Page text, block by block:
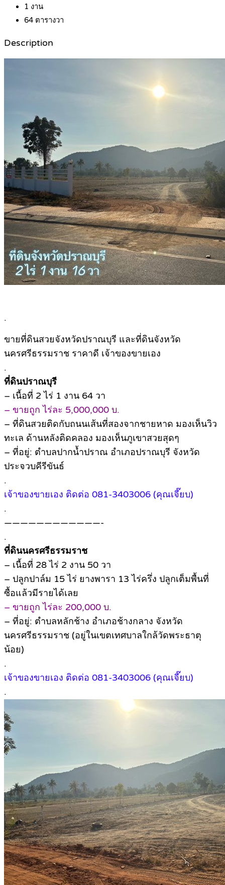
1 งาน
64 ตารางวา
Description
.
ขายที่ดินสวยจังหวัดปราณบุรี และที่ดินจังหวัด
นครศรีธรรมราช ราคาดี เจ้าของขายเอง
.
ที่ดินปราณบุรี
– เนื้อที่ 2 ไร่ 1 งาน 64 วา
– ขายถูก ไร่ละ 5,000,000 บ.
– ที่ดินสวยติดกับถนนเส้นที่สองจากชายหาด มองเห็นวิว
ทะเล ด้านหลังติดคลอง มองเห็นภูเขาสวยสุดๆ
– ที่อยู่: ตำบลปากน้ำปราณ อำเภอปราณบุรี จังหวัด
ประจวบคีรีขันธ์
.
เจ้าของขายเอง ติดต่อ 081-3403006 (คุณเจี๊ยบ)
.
————————————-
.
ที่ดินนครศรีธรรมราช
– เนื้อที่ 28 ไร่ 2 งาน 50 วา
– ปลูกปาล์ม 15 ไร่ ยางพารา 13 ไร่ครึ่ง ปลูกเต็มพื้นที่
ซื้อแล้วมีรายได้เลย
– ขายถูก ไร่ละ 200,000 บ.
– ที่อยู่: ตำบลหลักช้าง อำเภอช้างกลาง จังหวัด
นครศรีธรรมราช (อยู่ในเขตเทศบาลใกล้วัดพระธาตุ
น้อย)
.
เจ้าของขายเอง ติดต่อ 081-3403006 (คุณเจี๊ยบ)
.